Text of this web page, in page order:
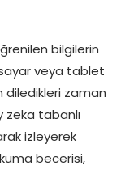
bilgilerin
veya tablet
diledikleri zaman
zeka tabanlı
izleyerek
becerisi,